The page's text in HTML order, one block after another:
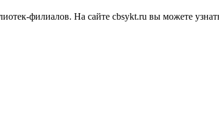
филиалов. На сайте cbsykt.ru вы можете